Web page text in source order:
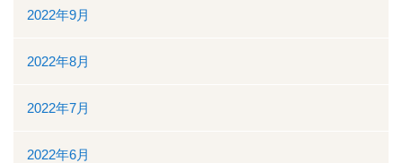
2022年9月
2022年8月
2022年7月
2022年6月